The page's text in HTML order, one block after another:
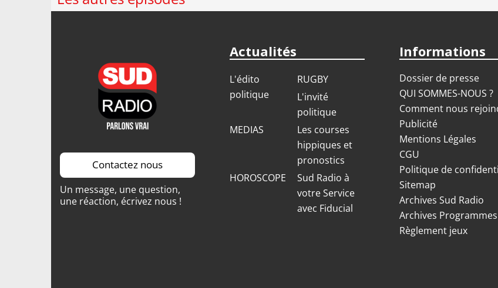
Contactez nous
Un message, une question,
une réaction, écrivez nous !
Actualités
L'édito
politique
RUGBY
L'invité
politique
MEDIAS
Les courses
hippiques et
pronostics
HOROSCOPE
Sud Radio à
votre Service
avec Fiducial
Informations
Dossier de presse
QUI SOMMES-NOUS ?
Comment nous
Publicité
Mentions Légales
CGU
Politique de
Sitemap
Archives Sud Radio
Archives Programmes
Règlement jeux